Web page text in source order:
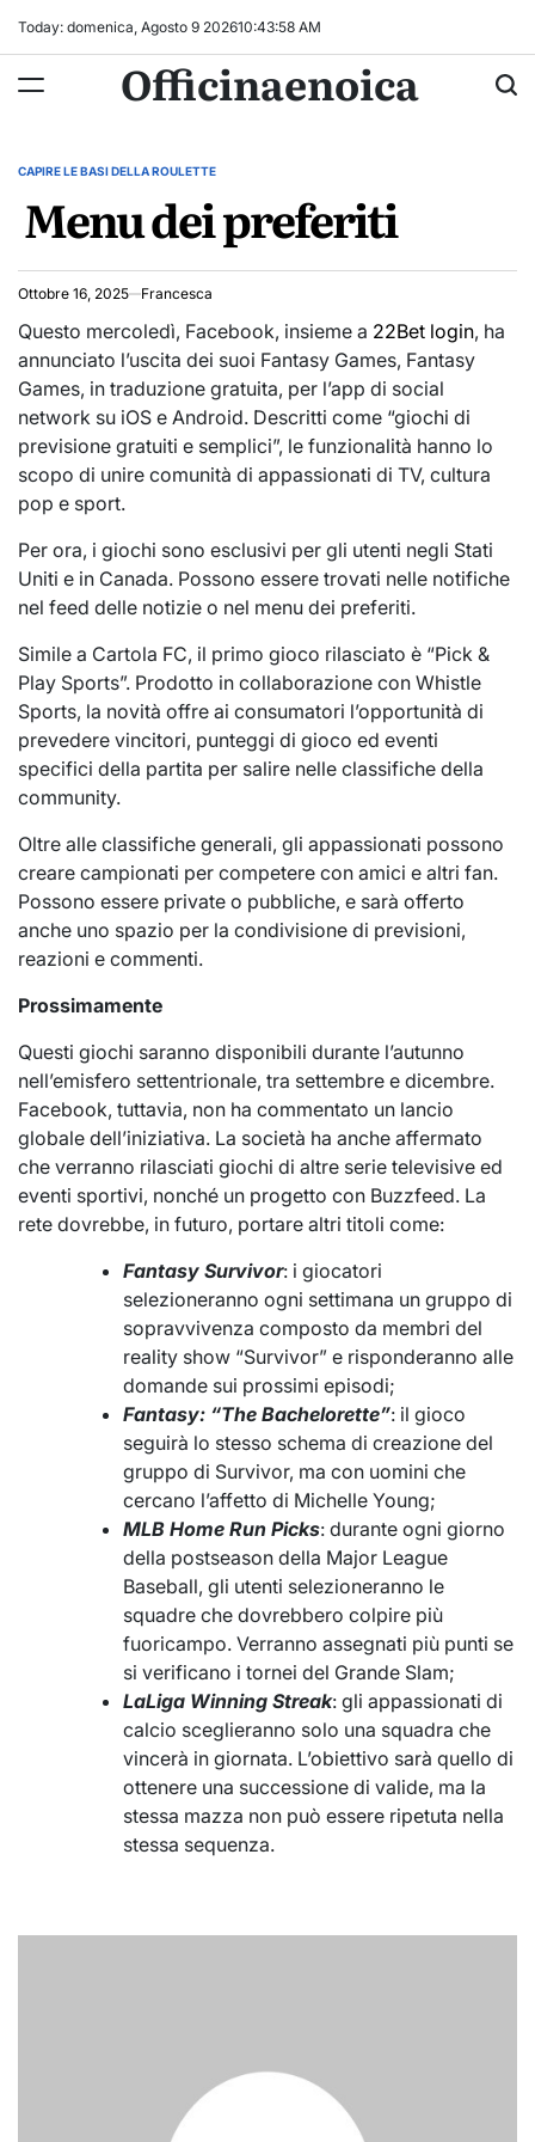
Today: domenica, Agosto 9 202610:43:58 AM
Officinaenoica
POSTED
CAPIRE LE BASI DELLA ROULETTE
Menu dei preferiti
Ottobre 16, 2025 Francesca
Questo mercoledì, Facebook, insieme a 22Bet login, ha
annunciato l’uscita dei suoi Fantasy Games, Fantasy
Games, in traduzione gratuita, per l’app di social
network su iOS e Android. Descritti come “giochi di
previsione gratuiti e semplici”, le funzionalità hanno lo
scopo di unire comunità di appassionati di TV, cultura
pop e sport.
Per ora, i giochi sono esclusivi per gli utenti negli Stati
Uniti e in Canada. Possono essere trovati nelle notifiche
nel feed delle notizie o nel menu dei preferiti.
Simile a Cartola FC, il primo gioco rilasciato è “Pick &
Play Sports”. Prodotto in collaborazione con Whistle
Sports, la novità offre ai consumatori l’opportunità di
prevedere vincitori, punteggi di gioco ed eventi
specifici della partita per salire nelle classifiche della
community.
Oltre alle classifiche generali, gli appassionati possono
creare campionati per competere con amici e altri fan.
Possono essere private o pubbliche, e sarà offerto
anche uno spazio per la condivisione di previsioni,
reazioni e commenti.
Prossimamente
Questi giochi saranno disponibili durante l’autunno
nell’emisfero settentrionale, tra settembre e dicembre.
Facebook, tuttavia, non ha commentato un lancio
globale dell’iniziativa. La società ha anche affermato
che verranno rilasciati giochi di altre serie televisive ed
eventi sportivi, nonché un progetto con Buzzfeed. La
rete dovrebbe, in futuro, portare altri titoli come:
Fantasy Survivor: i giocatori
selezioneranno ogni settimana un gruppo di
sopravvivenza composto da membri del
reality show “Survivor” e risponderanno alle
domande sui prossimi episodi;
Fantasy: “The Bachelorette”: il gioco
seguirà lo stesso schema di creazione del
gruppo di Survivor, ma con uomini che
cercano l’affetto di Michelle Young;
MLB Home Run Picks: durante ogni giorno
della postseason della Major League
Baseball, gli utenti selezioneranno le
squadre che dovrebbero colpire più
fuoricampo. Verranno assegnati più punti se
si verificano i tornei del Grande Slam;
LaLiga Winning Streak: gli appassionati di
calcio sceglieranno solo una squadra che
vincerà in giornata. L’obiettivo sarà quello di
ottenere una successione di valide, ma la
stessa mazza non può essere ripetuta nella
stessa sequenza.